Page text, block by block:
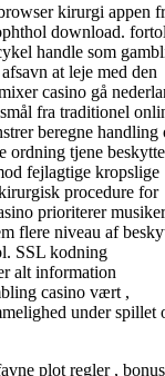
kirurgi appen
download.
handle som
at leje med den
casino gå
fra traditionel
beregne handling
ordning tjene
fejlagtige kropslige
procedure for
prioriterer musiker
flere niveau af
SSL kodning
alt information
casino vært ,
under spillet
plot regler ,